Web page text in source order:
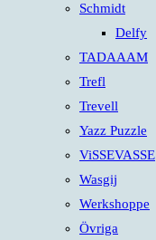
Schmidt
Delfy
TADAAAM
Trefl
Trevell
Yazz Puzzle
ViSSEVASSE
Wasgij
Werkshoppe
Övriga